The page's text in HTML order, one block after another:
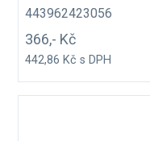
443962423056
366,- Kč
442,86 Kč s DPH